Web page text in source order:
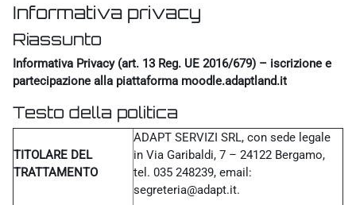
Informativa privacy
Riassunto
Informativa Privacy (art. 13 Reg. UE 2016/679) – iscrizione e
partecipazione alla piattaforma moodle.adaptland.it
Testo della politica
TITOLARE DEL
TRATTAMENTO
ADAPT SERVIZI SRL, con sede legale
in Via Garibaldi, 7 – 24122 Bergamo,
tel. 035 248239, email:
segreteria@adapt.it.